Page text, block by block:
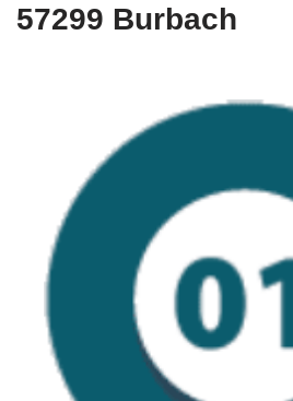
57299 Burbach